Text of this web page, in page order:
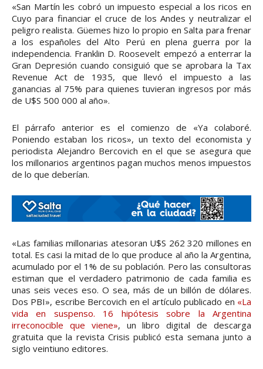
«San Martín les cobró un impuesto especial a los ricos en
Cuyo para financiar el cruce de los Andes y neutralizar el
peligro realista. Güemes hizo lo propio en Salta para frenar
a los españoles del Alto Perú en plena guerra por la
independencia. Franklin D. Roosevelt empezó a enterrar la
Gran Depresión cuando consiguió que se aprobara la Tax
Revenue Act de 1935, que llevó el impuesto a las
ganancias al 75% para quienes tuvieran ingresos por más
de U$S 500 000 al año».
El párrafo anterior es el comienzo de «Ya colaboré.
Poniendo estaban los ricos», un texto del economista y
periodista Alejandro Bercovich en el que se asegura que
los millonarios argentinos pagan muchos menos impuestos
de lo que deberían.
«Las familias millonarias atesoran U$S 262 320 millones en
total. Es casi la mitad de lo que produce al año la Argentina,
acumulado por el 1% de su población. Pero las consultoras
estiman que el verdadero patrimonio de cada familia es
unas seis veces eso. O sea, más de un billón de dólares.
Dos PBI», escribe Bercovich en el artículo publicado en «La
vida en suspenso. 16 hipótesis sobre la Argentina
irreconocible que viene», un libro digital de descarga
gratuita que la revista Crisis publicó esta semana junto a
siglo veintiuno editores.